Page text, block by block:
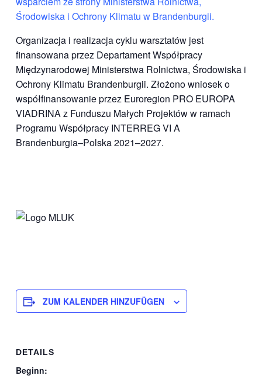
Środowiska i Ochrony Klimatu w Brandenburgii.
Organizacja i realizacja cyklu warsztatów jest
finansowana przez Departament Współpracy
Międzynarodowej Ministerstwa Rolnictwa, Środowiska i
Ochrony Klimatu Brandenburgii. Złożono wniosek o
współfinansowanie przez Euroregion PRO EUROPA
VIADRINA z Funduszu Małych Projektów w ramach
Programu Współpracy INTERREG VI A
Brandenburgia–Polska 2021–2027.
ZUM KALENDER HINZUFÜGEN
DETAILS
Beginn: